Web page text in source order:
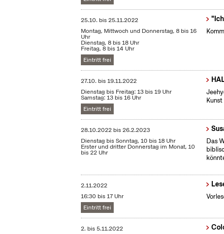
25.10. bis25.11.2022
Montag, Mittwoch und Donnerstag, 8 bis 16
Uhr
Dienstag, 8 bis 18 Uhr
Freitag, 8 bis 14 Uhr
Eintritt frei
27.10. bis19.11.2022
Dienstag bis Freitag: 13 bis 19 Uhr
Samstag: 13 bis 16 Uhr
Eintritt frei
28.10.2022 bis26.2.2023
Dienstag bis Sonntag, 10 bis 18 Uhr
Erster und dritter Donnerstag im Monat, 10
bis 22 Uhr
Das
2.11.2022
16:30 bis 17 Uhr
Eintritt frei
2. bis5.11.2022